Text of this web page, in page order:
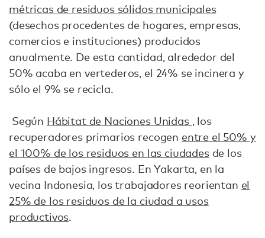
métricas de residuos sólidos municipales
(desechos procedentes de hogares, empresas,
comercios e instituciones) producidos
anualmente. De esta cantidad, alrededor del
50% acaba en vertederos, el 24% se incinera y
sólo el 9% se recicla.
Según Hábitat de Naciones Unidas , los
recuperadores primarios recogen entre el 50% y
el 100% de los residuos en las ciudadesde los
países de bajos ingresos. En Yakarta, en la
vecina Indonesia, los trabajadores reorientan el
25% de los residuos de la ciudad a usos
productivos.